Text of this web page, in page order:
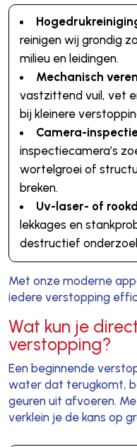
reinigen wij grondig
milieu en leidingen.
Mechanisch
vastzittend vuil, vet
bij kleinere
Camera-
inspectiecamera’s
wortelgroei of
breken.
Uv-laser- of
lekkages en
destructief
Met onze moderne
iedere verstopping
Wat kun je
verstopping?
Een beginnende
water dat terugkomt,
geuren uit afvoeren.
verklein je de kans op